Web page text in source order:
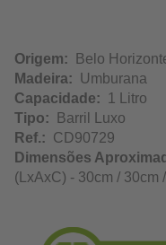
Origem: Belo
Madeira: Umburana
Capacidade: 1 Litro
Tipo: Barril Luxo
Ref.: CD90729
Dimensões
(LxAxC) - 30cm / 30cm